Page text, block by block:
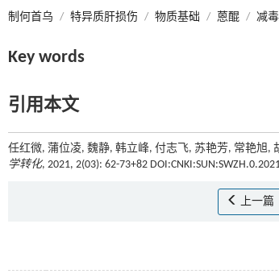
制何首乌 / 特异质肝损伤 / 物质基础 / 蒽醌 / 减
Key words
引用本文
任红微, 蒲位凌, 魏静, 韩立峰, 付志飞, 苏艳芳, 常艳旭
学转化, 2021, 2(03): 62-73+82
上一篇